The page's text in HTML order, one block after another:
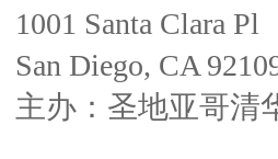
1001 Santa Clara Pl
San Diego, CA
主办：圣地亚哥清